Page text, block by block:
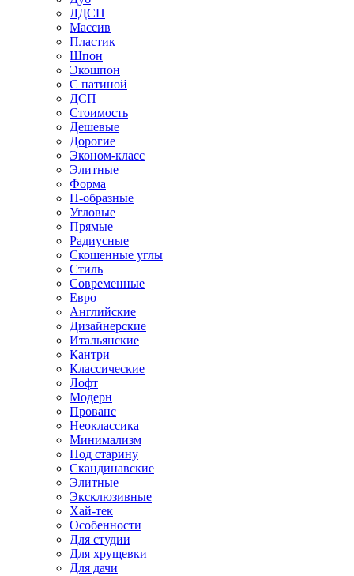
ЛДСП
Массив
Пластик
Шпон
Экошпон
С патиной
ДСП
Стоимость
Дешевые
Дорогие
Эконом-класс
Элитные
Форма
П-образные
Угловые
Прямые
Радиусные
Скошенные углы
Стиль
Современные
Евро
Английские
Дизайнерские
Итальянские
Кантри
Классические
Лофт
Модерн
Прованс
Неоклассика
Минимализм
Под старину
Скандинавские
Элитные
Эксклюзивные
Хай-тек
Особенности
Для студии
Для хрущевки
Для дачи